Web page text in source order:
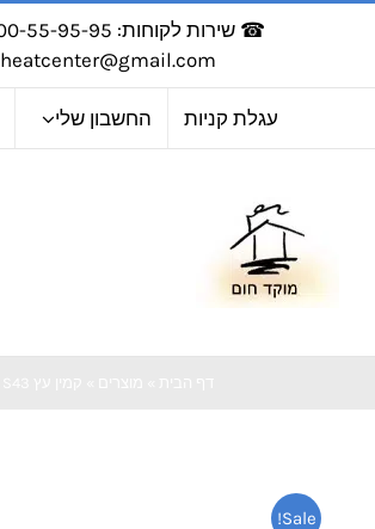
☎ שירות לקוחות: 1-700-55-95-95
heatcenter@gmail.com
עגלת קניות החשבון שלי
Sale!